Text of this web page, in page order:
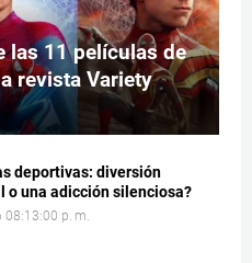
las 11 películas de
revista Variety
deportivas: diversión
o una adicción silenciosa?
p. m.